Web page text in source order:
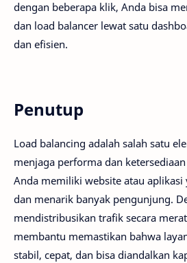
dengan beberapa klik, Anda bisa
dan load balancer lewat satu
dan efisien.
Penutup
Load balancing adalah salah satu
menjaga performa dan
Anda memiliki website atau
dan menarik banyak pengunjung.
mendistribusikan trafik secara
membantu memastikan bahwa
stabil, cepat, dan bisa diandalkan